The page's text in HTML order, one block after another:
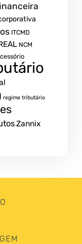
ITCMD
NCM
regime tributário
Zannix